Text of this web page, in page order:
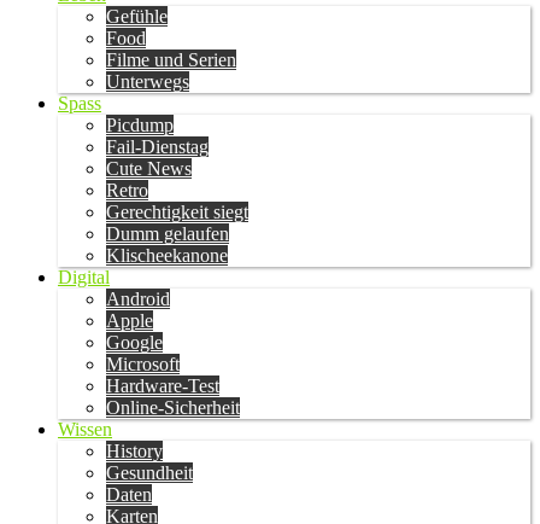
Gefühle
Food
Filme und Serien
Unterwegs
Spass
Picdump
Fail-Dienstag
Cute News
Retro
Gerechtigkeit siegt
Dumm gelaufen
Klischeekanone
Digital
Android
Apple
Google
Microsoft
Hardware-Test
Online-Sicherheit
Wissen
History
Gesundheit
Daten
Karten